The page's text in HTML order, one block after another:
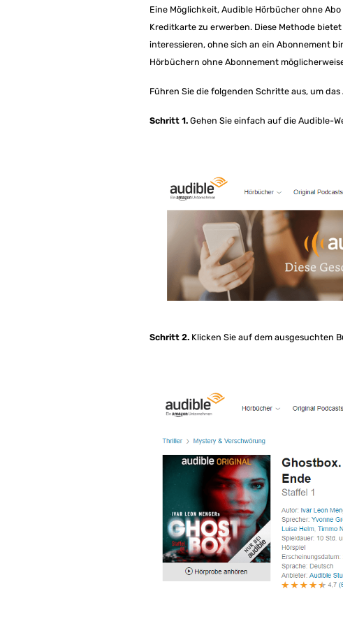
Eine Möglichkeit, Audible Hörbücher ohne
Kreditkarte zu erwerben. Diese Methode
interessieren, ohne sich an ein Abonnement
Hörbüchern ohne Abonnement
Führen Sie die folgenden Schritte aus, um
Schritt 1. Gehen Sie einfach auf die Audible-
Schritt 2. Klicken Sie auf dem ausgesuchten